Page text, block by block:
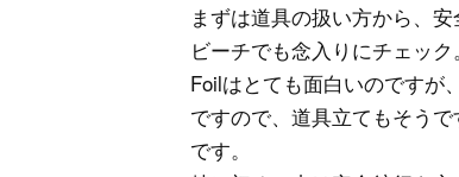
まずは道具の扱い方から、
ビーチでも念入りにチェック。
Foilはとても面白いのですが
ですので、道具立てもそう
です。